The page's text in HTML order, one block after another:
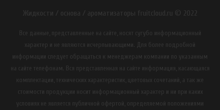
Жидкости / основа / ароматизаторы fruitcloud.ru © 2022
Все данные, представленные на сайте, носят сугубо информационный
характер и не являются исчерпывающими. Для более подробной
информации следует обращаться к менеджерам компании по указанным
на сайте телефонам. Вся представленная на сайте информация, касающаяся
комплектации, технических характеристик, цветовых сочетаний, а так же
стоимости продукции носит информационный характер и ни при каких
условиях не является публичной офертой, определяемой положениями